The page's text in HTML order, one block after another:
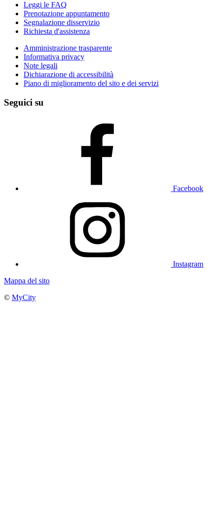
Leggi le FAQ
Prenotazione appuntamento
Segnalazione disservizio
Richiesta d'assistenza
Amministrazione trasparente
Informativa privacy
Note legali
Dichiarazione di accessibilità
Piano di miglioramento del sito e dei servizi
Seguici su
Facebook
Instagram
Mappa del sito
© MyCity